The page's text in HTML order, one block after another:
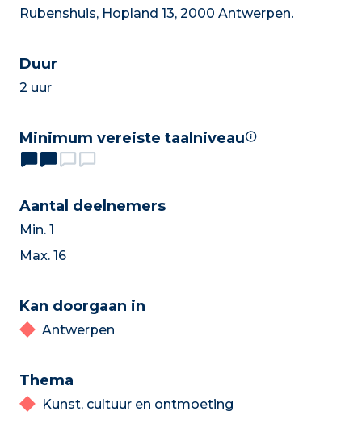
Rubenshuis, Hopland 13, 2000 Antwerpen.
Duur
2 uur
Minimum vereiste taalniveau
Aantal deelnemers
Min. 1
Max. 16
Kan doorgaan in
Antwerpen
Thema
Kunst, cultuur en ontmoeting